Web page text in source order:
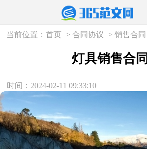
当前位置：首页 >合同协议 >销售合同
灯具销售合同
时间：2024-02-11 09:33:10